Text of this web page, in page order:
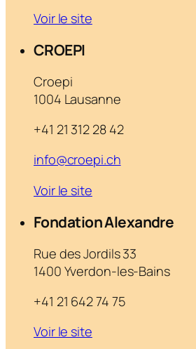
Voir le site
CROEPI
Croepi
1004 Lausanne
+41 21 312 28 42
info@croepi.ch
Voir le site
Fondation Alexandre
Rue des Jordils 33
1400 Yverdon-les-Bains
+41 21 642 74 75
Voir le site